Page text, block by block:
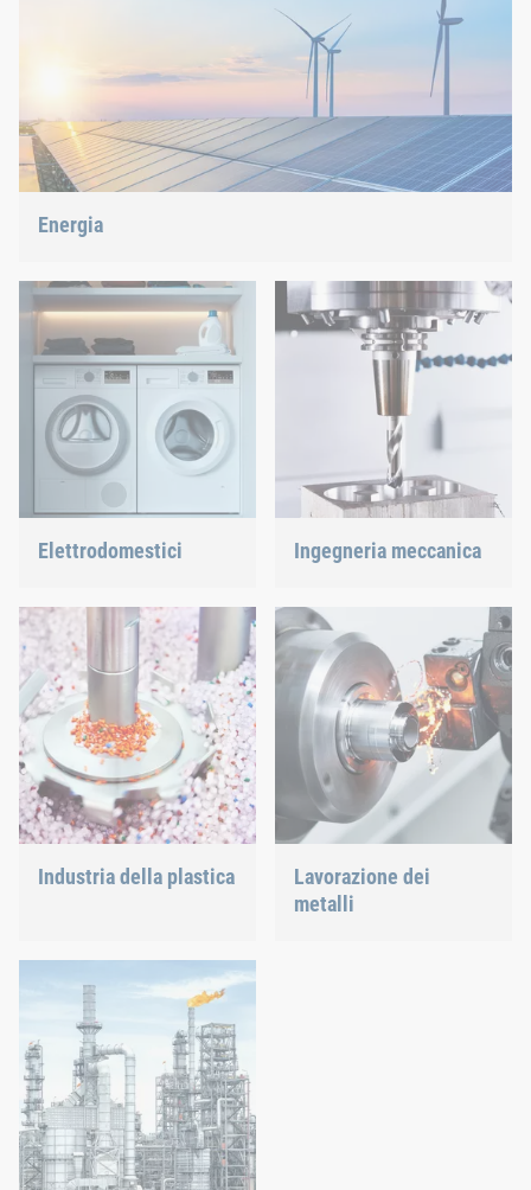
Energia
contribuiamo a plasmare il futuro dell’energia.
Elettrodomestici
o forni, assicuriamo
collegamenti della
massima precisione.
Ingegneria meccanica
giunzione innovative
forniamo un valido
supporto al più innovativo
tra i settori industriali.
Industria della plastica
fornirti la soluzione ideale.
Lavorazione dei
metalli